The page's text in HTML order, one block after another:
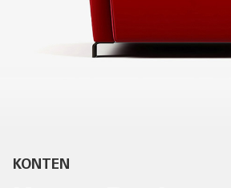
PRIVATKUNDEN
DIENSTLEISTUNGEN
KONTEN